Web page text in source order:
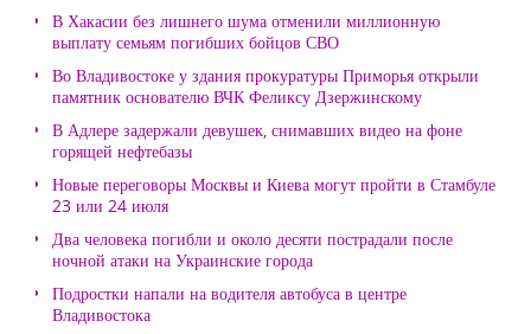
В Хакасии без лишнего шума отменили миллионную
выплату семьям погибших бойцов СВО
Во Владивостоке у здания прокуратуры Приморья открыли
памятник основателю ВЧК Феликсу Дзержинскому
В Адлере задержали девушек, снимавших видео на фоне
горящей нефтебазы
Новые переговоры Москвы и Киева могут пройти в Стамбуле
23 или 24 июля
Два человека погибли и около десяти пострадали после
ночной атаки на Украинские города
Подростки напали на водителя автобуса в центре
Владивостока